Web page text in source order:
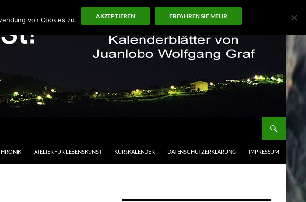
ATELIER FÜR LEBENSKUNST KURSKALENDER DATENSCHUTZERKLÄRUNG IMPRESSUM
von Cookies zu.
AKZEPTIEREN ERFAHREN SIE MEHR